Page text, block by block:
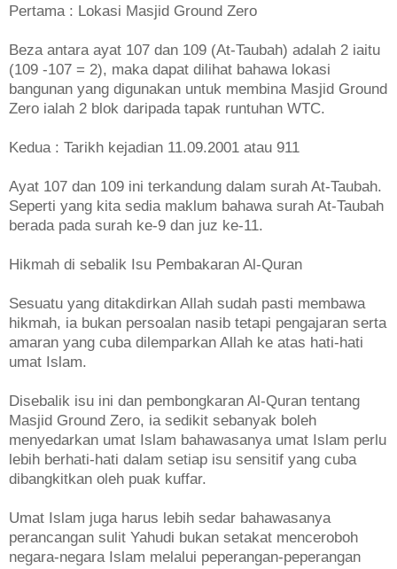
Pertama : Lokasi Masjid Ground Zero
Beza antara ayat 107 dan 109 (At-Taubah) adalah 2 iaitu
(109 -107 = 2), maka dapat dilihat bahawa lokasi
bangunan yang digunakan untuk membina Masjid Ground
Zero ialah 2 blok daripada tapak runtuhan WTC.
Kedua : Tarikh kejadian 11.09.2001 atau 911
Ayat 107 dan 109 ini terkandung dalam surah At-Taubah.
Seperti yang kita sedia maklum bahawa surah At-Taubah
berada pada surah ke-9 dan juz ke-11.
Hikmah di sebalik Isu Pembakaran Al-Quran
Sesuatu yang ditakdirkan Allah sudah pasti membawa
hikmah, ia bukan persoalan nasib tetapi pengajaran serta
amaran yang cuba dilemparkan Allah ke atas hati-hati
umat Islam.
Disebalik isu ini dan pembongkaran Al-Quran tentang
Masjid Ground Zero, ia sedikit sebanyak boleh
menyedarkan umat Islam bahawasanya umat Islam perlu
lebih berhati-hati dalam setiap isu sensitif yang cuba
dibangkitkan oleh puak kuffar.
Umat Islam juga harus lebih sedar bahawasanya
perancangan sulit Yahudi bukan setakat menceroboh
negara-negara Islam melalui peperangan-peperangan